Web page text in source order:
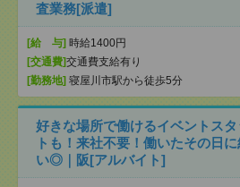
査業務[派遣]
[給 与] 時給1400円
[交通費]交通費支給有り
[勤務地] 寝屋川市駅から徒歩5分
好きな場所で働けるイベントス
トも！来社不要！働いたその日
い◎｜阪[アルバイト]